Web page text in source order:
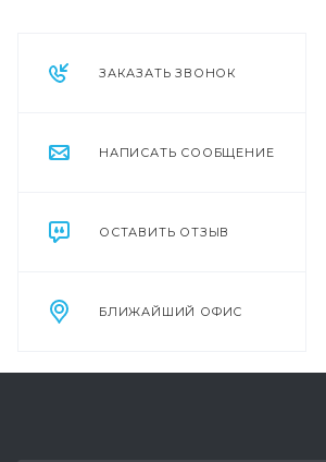
ЗАКАЗАТЬ ЗВОНОК
НАПИСАТЬ СООБЩЕНИЕ
ОСТАВИТЬ ОТЗЫВ
БЛИЖАЙШИЙ ОФИС